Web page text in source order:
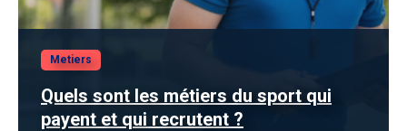
Metiers
Quels sont les métiers du sport qui
payent et qui recrutent ?